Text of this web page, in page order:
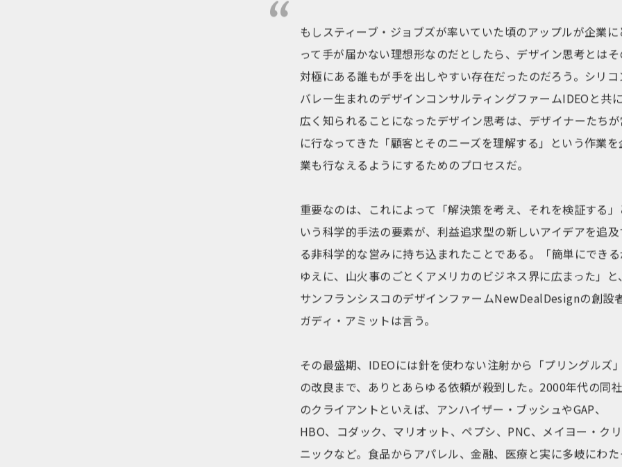
もしスティーブ・ジョブズが率いていた頃のアップルが企業に
って手が届かない理想形なのだとしたら、デザイン思考とはそ
対極にある誰もが手を出しやすい存在だったのだろう。シリコ
バレー生まれのデザインコンサルティングファームIDEOと共に
広く知られることになったデザイン思考は、デザイナーたちが
に行なってきた「顧客とそのニーズを理解する」という作業を
業も行なえるようにするためのプロセスだ。
重要なのは、これによって「解決策を考え、それを検証する」
いう科学的手法の要素が、利益追求型の新しいアイデアを追及
る非科学的な営みに持ち込まれたことである。「簡単にできる
ゆえに、山火事のごとくアメリカのビジネス界に広まった」と、
サンフランシスコのデザインファームNewDealDesignの創設
ガディ・アミットは言う。
その最盛期、IDEOには針を使わない注射から「プリングルズ」
の改良まで、ありとあらゆる依頼が殺到した。2000年代の同社
のクライアントといえば、アンハイザー・ブッシュやGAP、
HBO、コダック、マリオット、ペプシ、PNC、メイヨー・クリ
ニックなど。食品からアパレル、金融、医療と実に多岐にわた